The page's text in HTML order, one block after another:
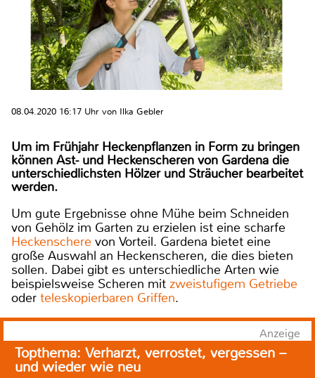
08.04.2020 16:17 Uhr von Ilka Gebler
Um im Frühjahr Heckenpflanzen in Form zu bringen
können Ast- und Heckenscheren von Gardena die
unterschiedlichsten Hölzer und Sträucher bearbeitet
werden.
Um gute Ergebnisse ohne Mühe beim Schneiden
von Gehölz im Garten zu erzielen ist eine scharfe
Heckenschere von Vorteil. Gardena bietet eine
große Auswahl an Heckenscheren, die dies bieten
sollen. Dabei gibt es unterschiedliche Arten wie
beispielsweise Scheren mit zweistufigem Getriebe
oder teleskopierbaren Griffen.
Anzeige
Topthema: Verharzt, verrostet, vergessen –
und wieder wie neu